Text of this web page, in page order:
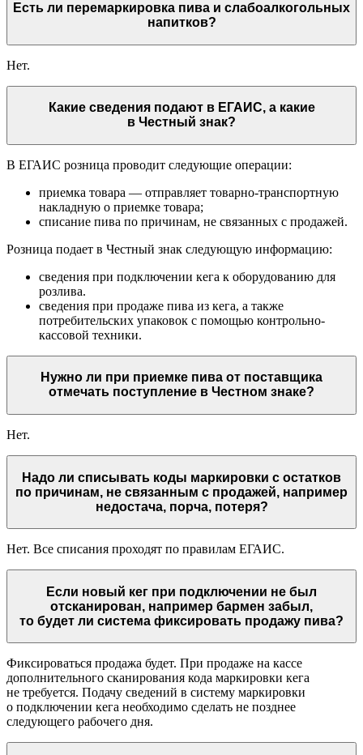
Есть ли перемаркировка пива и слабоалкогольных
напитков?
Нет.
Какие сведения подают в ЕГАИС, а какие
в Честный знак?
В ЕГАИС розница проводит следующие операции:
приемка товара — отправляет товарно-транспортную
накладную о приемке товара;
списание пива по причинам, не связанных с продажей.
Розница подает в Честный знак следующую информацию:
сведения при подключении кега к оборудованию для
розлива.
сведения при продаже пива из кега, а также
потребительских упаковок с помощью контрольно-
кассовой техники.
Нужно ли при приемке пива от поставщика
отмечать поступление в Честном знаке?
Нет.
Надо ли списывать коды маркировки с остатков
по причинам, не связанным с продажей, например
недостача, порча, потеря?
Нет. Все списания проходят по правилам ЕГАИС.
Если новый кег при подключении не был
отсканирован, например бармен забыл,
то будет ли система фиксировать продажу пива?
Фиксироваться продажа будет. При продаже на кассе
дополнительного сканирования кода маркировки кега
не требуется. Подачу сведений в систему маркировки
о подключении кега необходимо сделать не позднее
следующего рабочего дня.